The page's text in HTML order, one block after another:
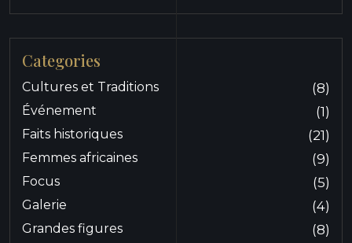
Categories
Cultures et Traditions (8)
Événement (1)
Faits historiques (21)
Femmes africaines (9)
Focus (5)
Galerie (4)
Grandes figures (8)